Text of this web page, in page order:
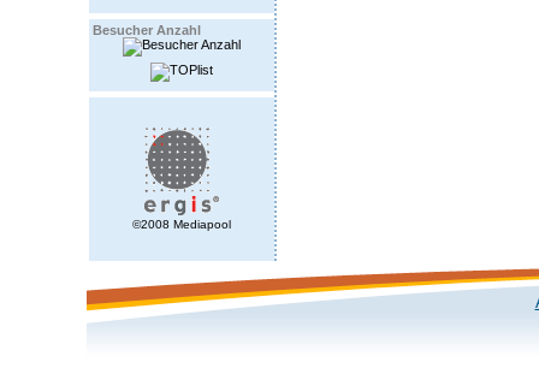
Besucher Anzahl
©2008 Mediapool